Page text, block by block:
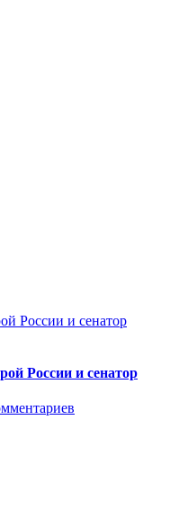
России и сенатор
России и сенатор